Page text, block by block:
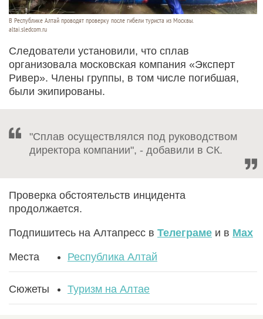
В Республике Алтай проводят проверку после гибели туриста из Москвы.
altai.sledcom.ru
Следователи установили, что сплав
организовала московская компания «Эксперт
Ривер». Члены группы, в том числе погибшая,
были экипированы.
"Сплав осуществлялся под руководством
директора компании", - добавили в СК.
Проверка обстоятельств инцидента
продолжается.
Подпишитесь на Алтапресс в Телеграме и в Max
Места Республика Алтай
Сюжеты Туризм на Алтае